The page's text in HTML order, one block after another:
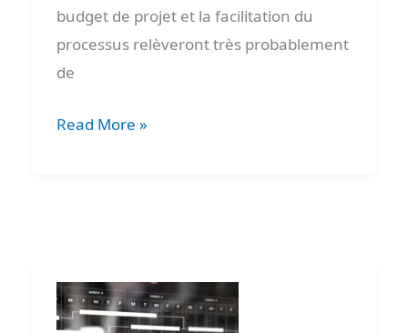
budget de projet et la facilitation du
processus relèveront très probablement
de
Read More »
Qu’est-
ce